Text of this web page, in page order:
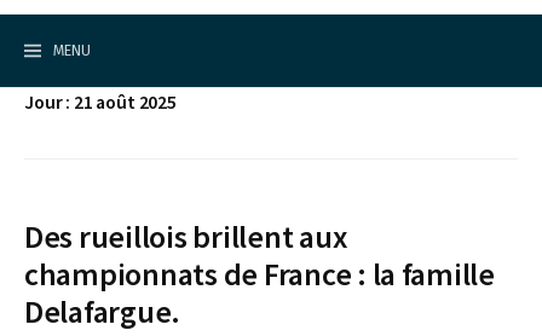
S
MENU
Jour : 21 août 2025
Des rueillois brillent aux
championnats de France : la famille
Delafargue.